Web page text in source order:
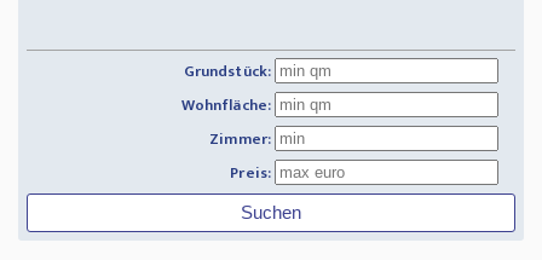
Grundstück:
Wohnfläche:
Zimmer:
Preis: